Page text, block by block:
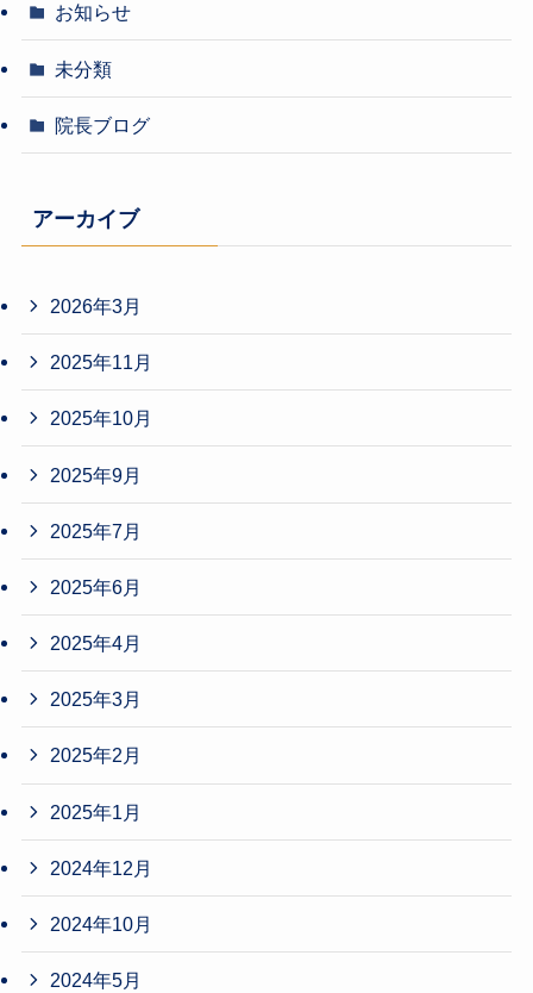
お知らせ
未分類
院長ブログ
アーカイブ
2026年3月
2025年11月
2025年10月
2025年9月
2025年7月
2025年6月
2025年4月
2025年3月
2025年2月
2025年1月
2024年12月
2024年10月
2024年5月